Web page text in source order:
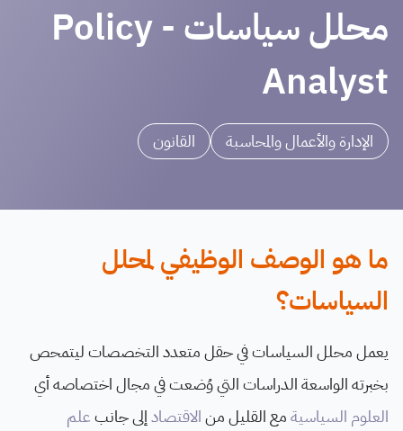
محلل سياسات - Policy
Analyst
الإدارة والأعمال والمحاسبة القانون
ما هو الوصف الوظيفي لمحلل
السياسات؟
يعمل محلل السياسات في حقل متعدد التخصصات ليتمحص
بخبرته الواسعة الدراسات التي وُضعت في مجال اختصاصه أي
العلوم السياسيةمع القليل منالاقتصادإلى جانبعلم